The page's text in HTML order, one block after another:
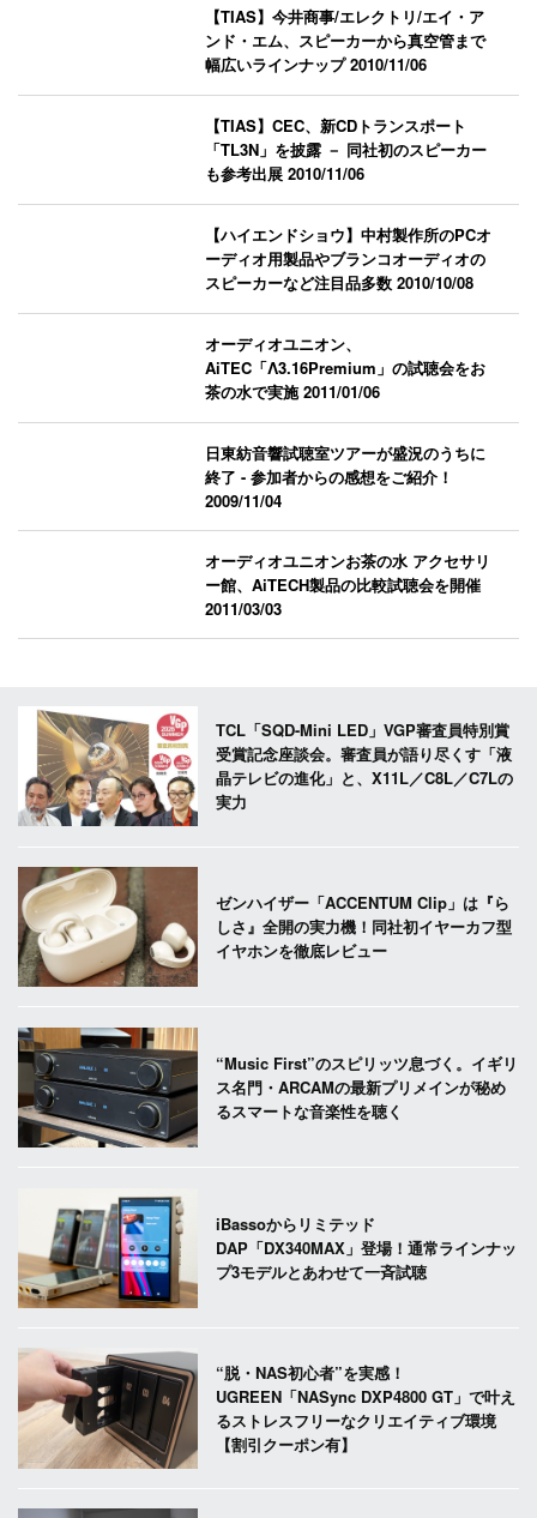
【TIAS】今井商事/エレクトリ/エイ・ア
ンド・エム、スピーカーから真空管まで
幅広いラインナップ2010/11/06
【TIAS】CEC、新CDトランスポート
「TL3N」を披露 － 同社初のスピーカー
も参考出展2010/11/06
【ハイエンドショウ】中村製作所のPCオ
ーディオ用製品やブランコオーディオの
スピーカーなど注目品多数2010/10/08
オーディオユニオン、
AiTEC「Λ3.16Premium」の試聴会をお
茶の水で実施2011/01/06
日東紡音響試聴室ツアーが盛況のうちに
終了 - 参加者からの感想をご紹介！
2009/11/04
オーディオユニオンお茶の水 アクセサリ
ー館、AiTECH製品の比較試聴会を開催
2011/03/03
TCL「SQD-Mini LED」VGP審査員特別賞
受賞記念座談会。審査員が語り尽くす「液
晶テレビの進化」と、X11L／C8L／C7Lの
実力
ゼンハイザー「ACCENTUM Clip」は『ら
しさ』全開の実力機！同社初イヤーカフ型
イヤホンを徹底レビュー
“Music First”のスピリッツ息づく。イギリ
ス名門・ARCAMの最新プリメインが秘め
るスマートな音楽性を聴く
iBassoからリミテッド
DAP「DX340MAX」登場！通常ラインナッ
プ3モデルとあわせて一斉試聴
“脱・NAS初心者”を実感！
UGREEN「NASync DXP4800 GT」で叶え
るストレスフリーなクリエイティブ環境
【割引クーポン有】